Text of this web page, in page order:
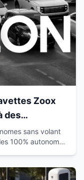
Zoox
des
sans volant
100% autonomes